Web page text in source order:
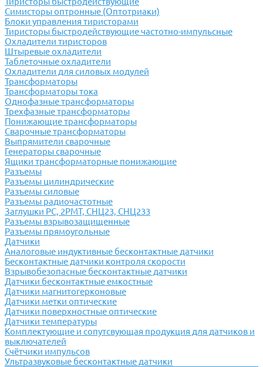
Симисторы оптронные (Оптотриаки)
Блоки управления тиристорами
Тиристоры быстродействующие частотно-импульсные
Охладители тиристоров
Штыревые охладители
Таблеточные охладители
Охладители для силовых модулей
Трансформаторы
Трансформаторы тока
Однофазные трансформаторы
Трехфазные трансформаторы
Понижающие трансформаторы
Сварочные трансформаторы
Выпрямители сварочные
Генераторы сварочные
Ящики трансформаторные понижающие
Разъемы
Разъемы цилиндрические
Разъемы силовые
Разъемы радиочастотные
Заглушки РС, 2РМТ, СНЦ23, СНЦ233
Разъемы взрывозащищенные
Разъемы прямоугольные
Датчики
Аналоговые индуктивные бесконтактные датчики
Бесконтактные датчики контроля скорости
Взрывобезопасные бесконтактные датчики
Датчики бесконтактные емкостные
Датчики магнитогерконовые
Датчики метки оптические
Датчики поверхностные оптические
Датчики температуры
Комплектующие и сопутсвующая продукция для датчиков и
выключателей
Счётчики импульсов
Ультразвуковые бесконтактные датчики